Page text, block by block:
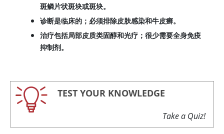
斑鳞片状斑块或斑块。
诊断是临床的；必须排除皮肤感染和牛皮癣。
治疗包括局部皮质类固醇和光疗；很少需要全身免疫
抑制剂。
TEST YOUR KNOWLEDGE
Take a Quiz!